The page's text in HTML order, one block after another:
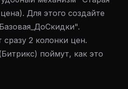
Для этого создайте
2 колонки цен.
поймут, как это